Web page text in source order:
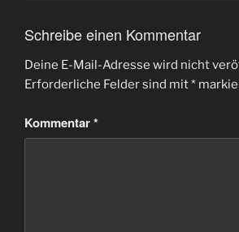
Schreibe einen Kommentar
Deine E-Mail-Adresse wird nicht
Erforderliche Felder sind mit*
Kommentar*